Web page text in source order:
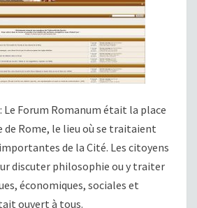
: Le Forum Romanum était la place
de Rome, le lieu où se traitaient
de la Cité. Les citoyens
discuter philosophie ou y traiter
économiques, sociales et
ouvert à tous.